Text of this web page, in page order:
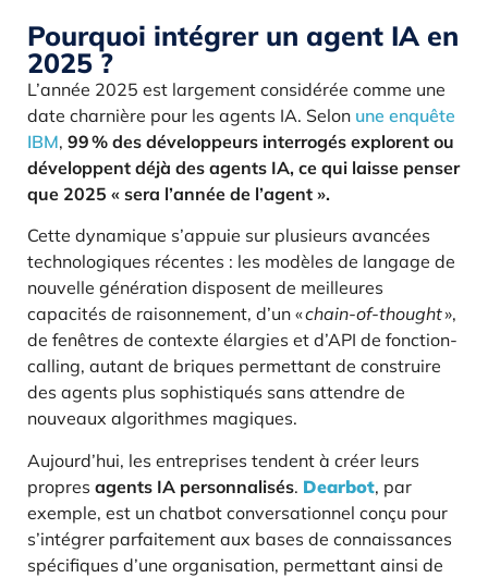
Pourquoi intégrer un agent IA en
2025 ?
L’année 2025 est largement considérée comme une
date charnière pour les agents IA. Selon une enquête
IBM, 99 % des développeurs interrogés explorent ou
développent déjà des agents IA, ce qui laisse penser
que 2025 « sera l’année de l’agent ».
Cette dynamique s’appuie sur plusieurs avancées
technologiques récentes : les modèles de langage de
nouvelle génération disposent de meilleures
capacités de raisonnement, d’un «chain-of-thought»,
de fenêtres de contexte élargies et d’API de fonction-
calling, autant de briques permettant de construire
des agents plus sophistiqués sans attendre de
nouveaux algorithmes magiques.
Aujourd’hui, les entreprises tendent à créer leurs
propres agents IA personnalisés. Dearbot, par
exemple, est un chatbot conversationnel conçu pour
s’intégrer parfaitement aux bases de connaissances
spécifiques d’une organisation, permettant ainsi de